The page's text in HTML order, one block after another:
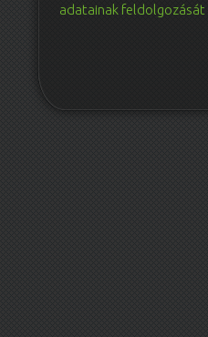
adatainak feldolgozását